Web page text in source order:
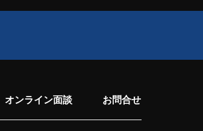
オンライン面談 お問合せ